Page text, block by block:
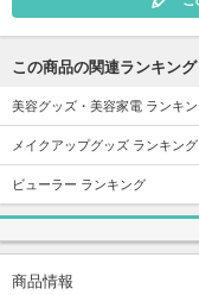
この商品の関連ランキング
美容グッズ・美容家電 ランキ
メイクアップグッズ ランキング
ビューラー ランキング
商品情報